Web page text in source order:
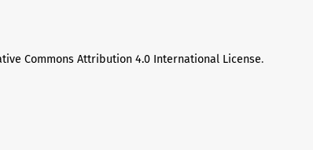
Commons Attribution 4.0 International License.